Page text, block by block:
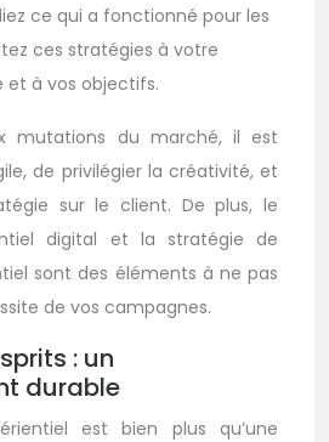
ce qui a fonctionné pour les
ces stratégies à votre
et à vos objectifs.
mutations du marché, il est
de privilégier la créativité, et
sur le client. De plus, le
digital et la stratégie de
sont des éléments à ne pas
de vos campagnes.
: un
durable
est bien plus qu’une